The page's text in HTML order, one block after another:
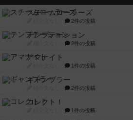
スチームローラーズ
2件の投稿
テンプテーション
2件の投稿
アマナイト
1件の投稿
ギャンブラー
2件の投稿
コレクト！
1件の投稿